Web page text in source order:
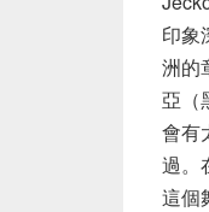
印象
洲的
亞（
會有
過。
這個